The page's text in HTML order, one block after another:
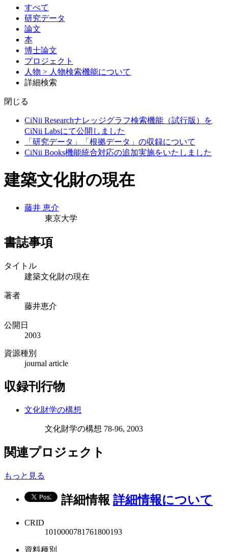
すべて
研究データ
論文
本
博士論文
プロジェクト
人物 > 人物検索機能について
詳細検索
閉じる
CiNii Researchナレッジグラフ検索機能（試行版）を
CiNii Labsにて公開しました
「研究データ」「根拠データ」の収録について
CiNii Books機能統合対応の追加実施をいたしました
建築文化財の現在
藤井 恵介
東京大学
書誌事項
タイトル
建築文化財の現在
著者
藤井恵介
公開日
2003
資源種別
journal article
収録刊行物
文化財学の構想
文化財学の構想 78-96, 2003
関連プロジェクト
もっと見る
詳細情報 詳細情報について
CRID
1010000781761800193
資料種別